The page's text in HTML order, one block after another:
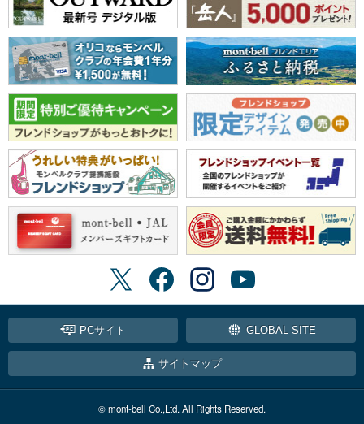
PCサイト GLOBAL SITE
サイトマップ
© mont-bell Co.,Ltd. All Rights Reserved.